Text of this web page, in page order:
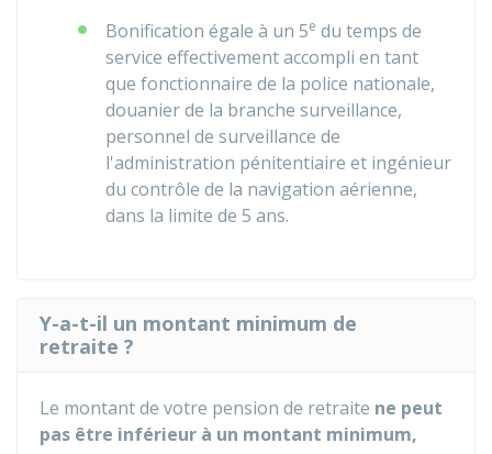
Bonification égale à un 5e du temps de
service effectivement accompli en tant
que fonctionnaire de la police nationale,
douanier de la branche surveillance,
personnel de surveillance de
l'administration pénitentiaire et ingénieur
du contrôle de la navigation aérienne,
dans la limite de 5 ans.
Y-a-t-il un montant minimum de
retraite ?
Le montant de votre pension de retraite ne peut
pas être inférieur à un montant minimum,